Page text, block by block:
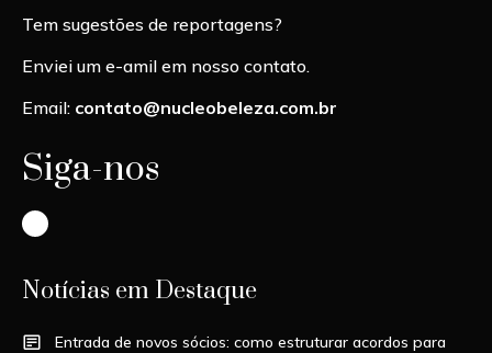
Tem sugestões de reportagens?
Enviei um e-amil em nosso contato.
Email: contato@nucleobeleza.com.br
Siga-nos
Instagram
Notícias em Destaque
Entrada de novos sócios: como estruturar acordos para